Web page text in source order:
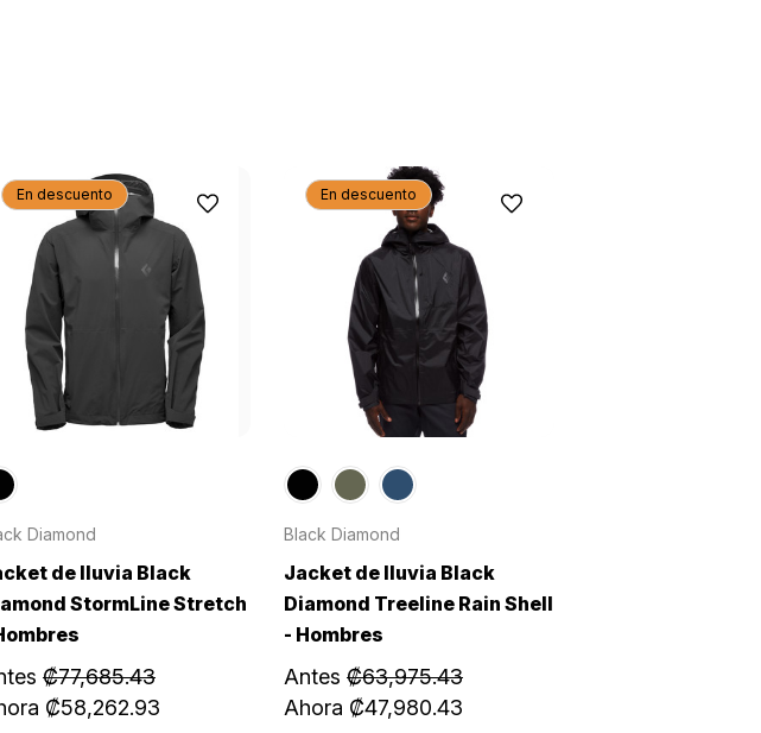
En descuento
Diamond
de lluvia Black
StormLine Stretch
₡77,685.43
₡58,262.93
En descuento
Black Diamond
Jacket de lluvia Black
Diamond Treeline Rain Shell
- Hombres
Antes ₡63,975.43
Ahora ₡47,980.43